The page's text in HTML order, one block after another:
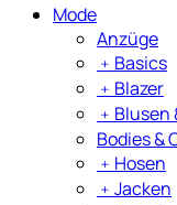
Mode
Anzüge
﹢ Basics
﹢ Blazer
﹢ Blusen
Bodies &
﹢ Hosen
﹢ Jacken